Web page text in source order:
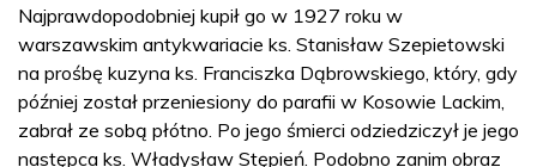
Najprawdopodobniej kupił go w 1927 roku w
warszawskim antykwariacie ks. Stanisław Szepietowski
na prośbę kuzyna ks. Franciszka Dąbrowskiego, który, gdy
później został przeniesiony do parafii w Kosowie Lackim,
zabrał ze sobą płótno. Po jego śmierci odziedziczył je jego
następca ks. Władysław Stępień. Podobno zanim obraz